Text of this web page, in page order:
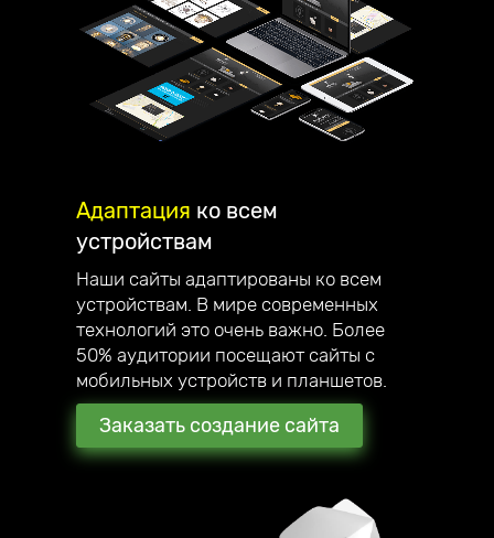
Адаптация ко всем
устройствам
Наши сайты адаптированы ко всем
устройствам. В мире современных
технологий это очень важно. Более
50% аудитории посещают сайты с
мобильных устройств и планшетов.
Заказать создание сайта